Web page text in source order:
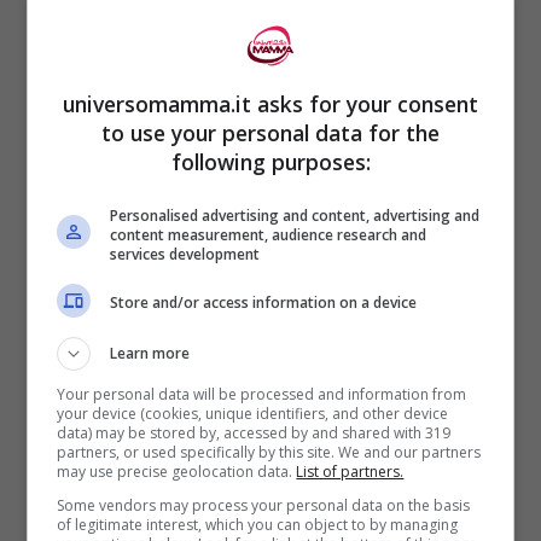
adesso il diaframma, il muscolo che
permetterà al tuo bimbo di respirare una
volta venuto al mondo. L’intestino, ancora
disordinato, comincia ad allocarsi nella sua
Le palpebre, ormai formate, coprono gli
occhi rimanendo chiuse, a protezione, per
diverse settimane.
quattro camere e le valvole iniziano a
formarsi. La placenta funziona del tutto
apportando nutrimento al piccolo. In
questa settimana il tuo piccolo aprirà la
universomamma.it asks for your consent
to use your personal data for the
following purposes:
Personalised advertising and content, advertising and
content measurement, audience research and
services development
Store and/or access information on a device
Learn more
Your personal data will be processed and information from
your device (cookies, unique identifiers, and other device
data) may be stored by, accessed by and shared with 319
partners, or used specifically by this site. We and our partners
may use precise geolocation data. List of partners.
Some vendors may process your personal data on the basis
of legitimate interest, which you can object to by managing